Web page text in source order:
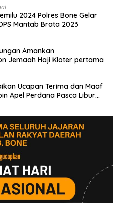
Bone Gelar
Mantab Brata 2023
Amankan
Jemaah Haji Kloter pertama
Ucapan Terima dan Maaf